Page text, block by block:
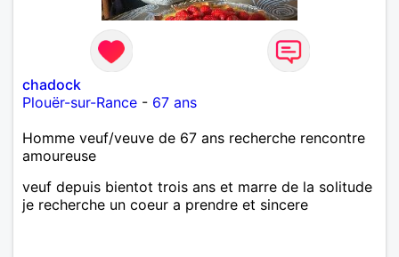
chadock
Plouër-sur-Rance - 67 ans
Homme veuf/veuve de 67 ans recherche rencontre
amoureuse
veuf depuis bientot trois ans et marre de la solitude
je recherche un coeur a prendre et sincere